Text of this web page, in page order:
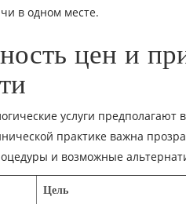
в одном месте.
цен и
услуги
практике важна
и возможные
Цель